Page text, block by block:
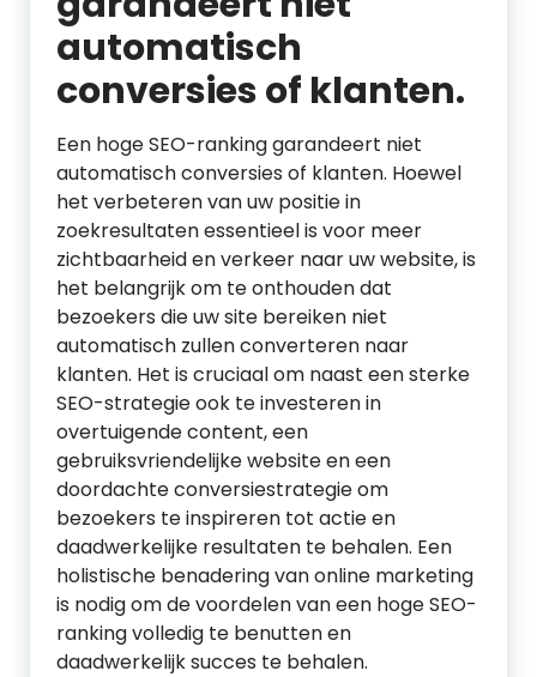
automatisch
conversies of klanten.
Een hoge SEO-ranking garandeert niet
automatisch conversies of klanten. Hoewel
het verbeteren van uw positie in
zoekresultaten essentieel is voor meer
zichtbaarheid en verkeer naar uw website, is
het belangrijk om te onthouden dat
bezoekers die uw site bereiken niet
automatisch zullen converteren naar
klanten. Het is cruciaal om naast een sterke
SEO-strategie ook te investeren in
overtuigende content, een
gebruiksvriendelijke website en een
doordachte conversiestrategie om
bezoekers te inspireren tot actie en
daadwerkelijke resultaten te behalen. Een
holistische benadering van online marketing
is nodig om de voordelen van een hoge SEO-
ranking volledig te benutten en
daadwerkelijk succes te behalen.